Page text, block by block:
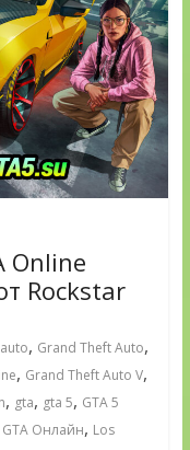
Online
Rockstar
auto, Grand Theft Auto,
, Grand Theft Auto V,
, gta, gta 5, GTA 5
GTA Онлайн, Los